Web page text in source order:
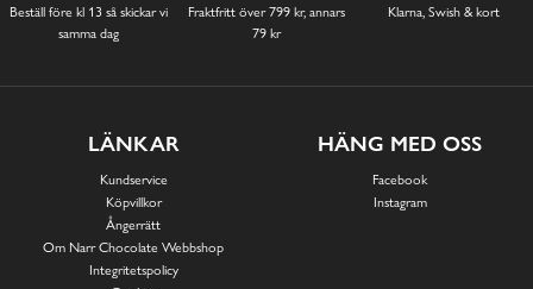
Beställ före kl 13 så skickar vi
samma dag
Fraktfritt över 799 kr, annars
79 kr
Klarna, Swish & kort
LÄNKAR
Kundservice
Köpvillkor
Ångerrätt
Om Narr Chocolate Webbshop
Integritetspolicy
HÄNG MED OSS
Facebook
Instagram